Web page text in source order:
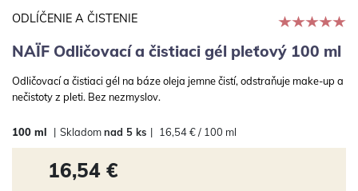
ODLÍČENIE A ČISTENIE
NAÏF Odličovací a čistiaci gél pleťový 100 ml
Odličovací a čistiaci gél na báze oleja jemne čistí, odstraňuje make-up a
nečistoty z pleti. Bez nezmyslov.
100 ml | Skladomnad 5 ks | 16,54 € / 100 ml
16,54 €